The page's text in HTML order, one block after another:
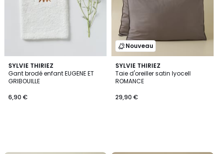
SYLVIE THIRIEZ
Gant brodé enfant EUGENE ET
GRIBOUILLE
6,90 €
Nouveau
SYLVIE THIRIEZ
Taie d'oreiller satin lyocell
ROMANCE
29,90 €